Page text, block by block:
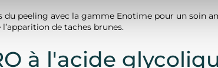
du peeling avec la gamme Enotime pour un soin
de taches brunes.
à l'acide